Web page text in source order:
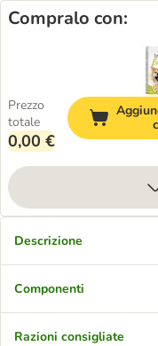
Compralo con:
Prezzo
totale
0,00 €
Descrizione
Componenti
Razioni consigliate